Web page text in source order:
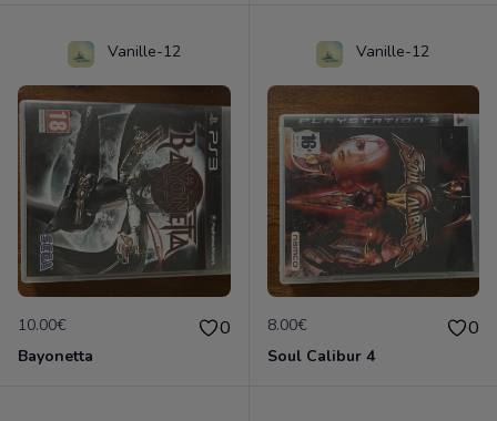
Vanille-12
10.00€ 0
Bayonetta
Vanille-12
8.00€ 0
Soul Calibur 4